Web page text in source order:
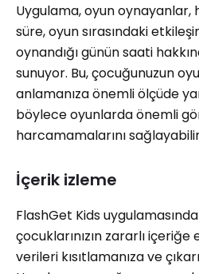
Uygulama, oyun oynayanlar,
süre, oyun sırasındaki
oynandığı günün saati
sunuyor. Bu, çocuğunuzun
anlamanıza önemli ölçüde
böylece oyunlarda önemli
harcamamalarını
İçerik izleme
FlashGet Kids
çocuklarınızın zararlı
verileri kısıtlamanıza ve